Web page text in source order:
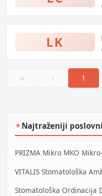
LK
«
‹ 1
★Najtraženiji
PRIZMA Mikro MKO
VITALIS Stomatološka
Stomatološka Ordinacija